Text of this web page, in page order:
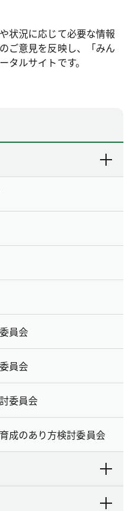
状況に応じて必要な情報
ご意見を反映し、「みん
タルサイトです。
員会
員会
委員会
成のあり方検討委員会